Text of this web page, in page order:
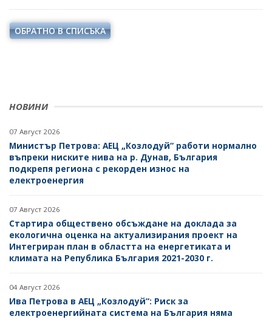
НОВИНИ
07 Август 2026
Министър Петрова: АЕЦ „Козлодуй“ работи нормално
въпреки ниските нива на р. Дунав, България
подкрепя региона с рекорден износ на
електроенергия
07 Август 2026
Стартира обществено обсъждане на доклада за
екологична оценка на актуализирания проект на
Интегриран план в областта на енергетиката и
климата на Република България 2021-2030 г.
04 Август 2026
Ива Петрова в АЕЦ „Козлодуй“: Риск за
електроенергийната система на България няма
ОБРАТНО В СПИСЪКА